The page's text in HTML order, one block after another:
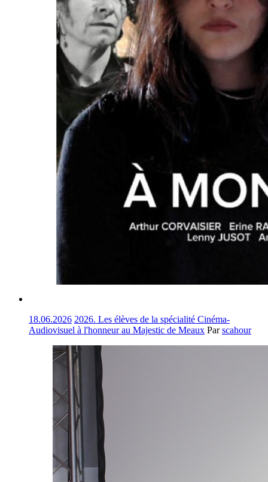
18.06.2026 2026. Les élèves de la spécialité Cinéma-
Audiovisuel à l'honneur au Majestic de Meaux Parscahour